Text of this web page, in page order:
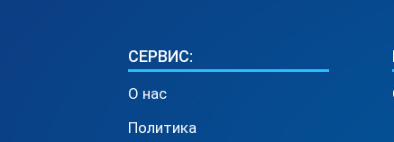
СЕРВИС:
О нас
Политика